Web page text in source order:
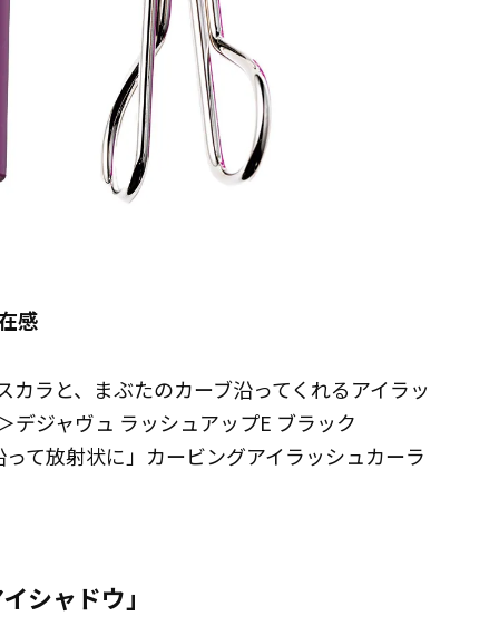
感
ラと、まぶたのカーブ沿ってくれるアイラッ
ジャヴュ ラッシュアップE ブラック
て放射状に」カービングアイラッシュカーラ
シャドウ」